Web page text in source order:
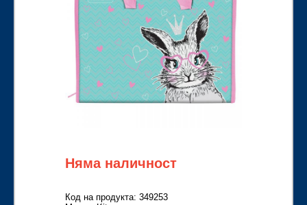
Няма наличност
Код на продукта: 349253